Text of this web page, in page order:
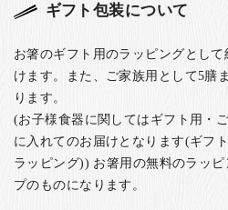
ギフト包装について
お箸のギフト用のラッピングとし
けます。また、ご家族用として5膳
ります。
(お子様食器に関してはギフト用・
に入れてのお届けとなります(ギフ
ラッピング)) お箸用の無料のラッ
プのものになります。